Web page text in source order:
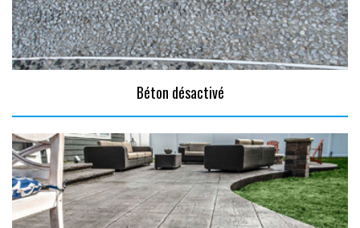
Béton désactivé